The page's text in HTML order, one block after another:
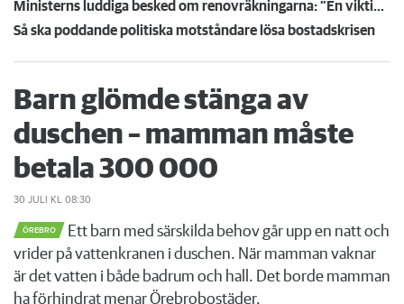
Ministerns luddiga besked om renovräkningarna: ”En viktig diskussion”
Så ska poddande politiska motståndare lösa bostadskrisen
Barn glömde stänga av
duschen – mamman måste
betala 300 000
30 JULI KL 08:30
ÖREBRO
Ett barn med särskilda behov går upp en natt och
vrider på vattenkranen i duschen. När mamman vaknar
är det vatten i både badrum och hall. Det borde mamman
ha förhindrat menar Örebrobostäder.